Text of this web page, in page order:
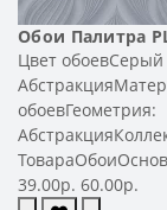
Обои Палитра
Цвет
обоевГеометрия:
39.00р. 60.00р.